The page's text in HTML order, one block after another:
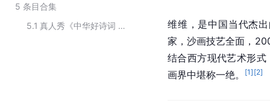
5 条目合集
5.1
真人秀《中华好诗词 第二季》主要演员 维维，是中国当代杰
家，沙画技艺全面，
结合西方现代艺术形式
画界中堪称一绝。
[1] [2]